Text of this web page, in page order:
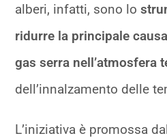
alberi, infatti, sono lo
ridurre la principale
gas serra nell’atmosfera
dell’innalzamento delle
L’iniziativa è promossa